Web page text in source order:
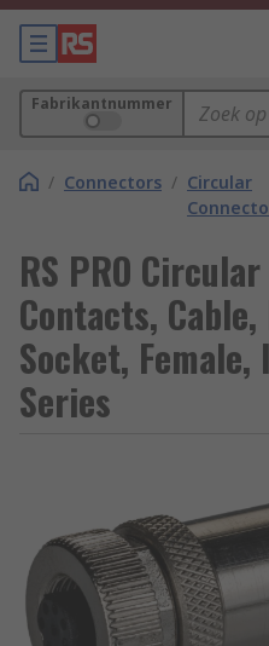
Fabrikantnummer
/ Connectors / Circular
RS PRO
Contacts,
Socket, Female,
Series